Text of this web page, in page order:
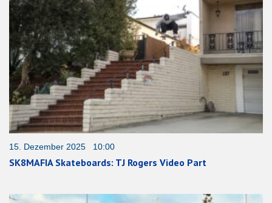
15. Dezember 2025 10:00
SK8MAFIA Skateboards: TJ Rogers Video Part